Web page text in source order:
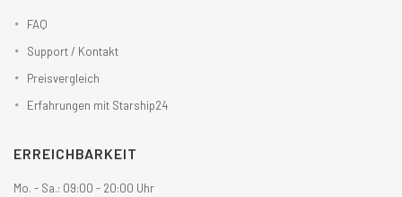
FAQ
Support / Kontakt
Preisvergleich
Erfahrungen mit Starship24
ERREICHBARKEIT
Mo. - Sa.: 09:00 - 20:00 Uhr